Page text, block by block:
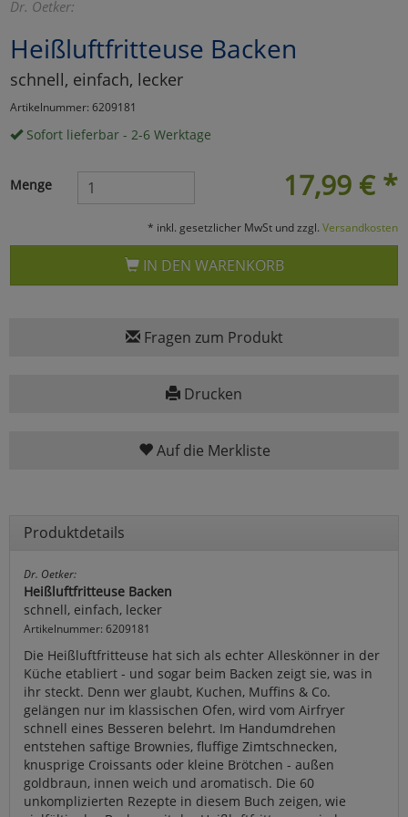
Dr. Oetker:
Heißluftfritteuse Backen
schnell, einfach, lecker
Artikelnummer: 6209181
Sofort lieferbar - 2-6 Werktage
17,99 € *
Menge
* inkl. gesetzlicher MwSt und zzgl. Versandkosten
IN DEN WARENKORB
Fragen zum Produkt
Drucken
Auf die Merkliste
Produktdetails
Dr. Oetker:
Heißluftfritteuse Backen
schnell, einfach, lecker
Artikelnummer: 6209181
Die Heißluftfritteuse hat sich als echter Alleskönner in der
Küche etabliert - und sogar beim Backen zeigt sie, was in
ihr steckt. Denn wer glaubt, Kuchen, Muffins & Co.
gelängen nur im klassischen Ofen, wird vom Airfryer
schnell eines Besseren belehrt. Im Handumdrehen
entstehen saftige Brownies, fluffige Zimtschnecken,
knusprige Croissants oder kleine Brötchen - außen
goldbraun, innen weich und aromatisch. Die 60
unkomplizierten Rezepte in diesem Buch zeigen, wie
Umfragetools
zurückzu Haupptseite